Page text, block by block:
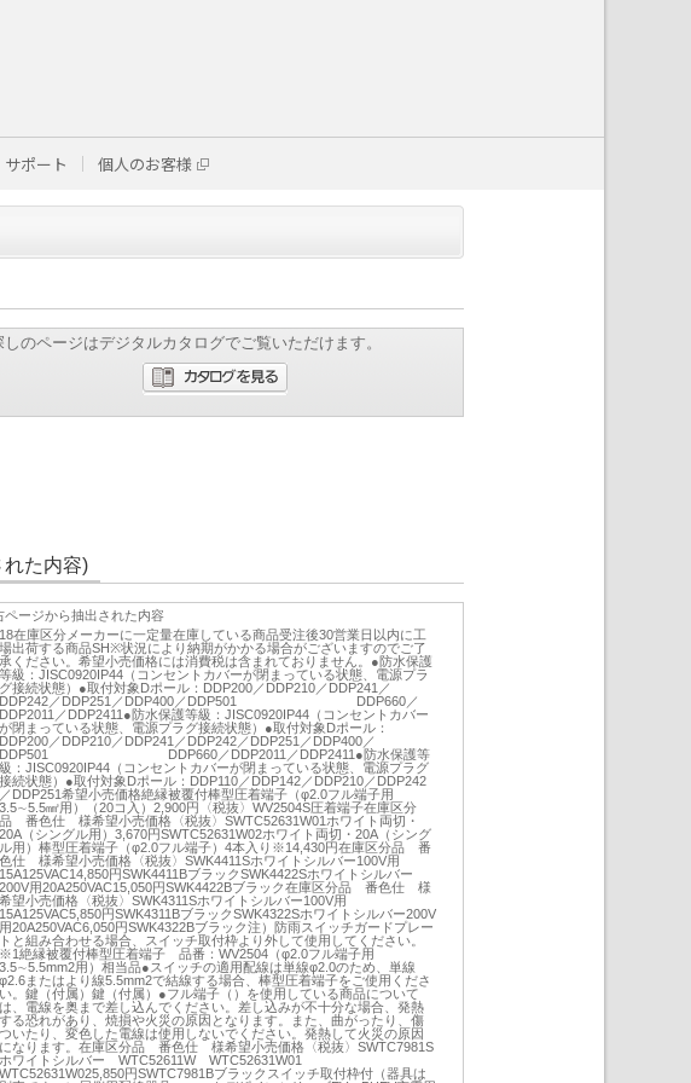
サポート 個人のお客様
しのページはデジタルカタログでご覧いただけます。
た内容)
ページから抽出された内容
18在庫区分メーカーに一定量在庫している商品受注後30営業日以内に工
場出荷する商品SH※状況により納期がかかる場合がございますのでご了
承ください。希望小売価格には消費税は含まれておりません。●防水保護
等級：JISC0920IP44（コンセントカバーが閉まっている状態、電源プラ
グ接続状態）●取付対象Dポール：DDP200／DDP210／DDP241／
DDP242／DDP251／DDP400／DDP501 DDP660／
DDP2011／DDP2411●防水保護等級：JISC0920IP44（コンセントカバー
が閉まっている状態、電源プラグ接続状態）●取付対象Dポール：
DDP200／DDP210／DDP241／DDP242／DDP251／DDP400／
DDP501 DDP660／DDP2011／DDP2411●防水保護等
級：JISC0920IP44（コンセントカバーが閉まっている状態、電源プラグ
接続状態）●取付対象Dポール：DDP110／DDP142／DDP210／DDP242
／DDP251希望小売価格絶縁被覆付棒型圧着端子（φ2.0フル端子用
3.5∼5.5㎟用）（20コ入）2,900円〈税抜〉WV2504S圧着端子在庫区分
品 番色仕 様希望小売価格〈税抜〉SWTC52631W01ホワイト両切・
20A（シングル用）3,670円SWTC52631W02ホワイト両切・20A（シング
ル用）棒型圧着端子（φ2.0フル端子）4本入り※14,430円在庫区分品 番
色仕 様希望小売価格〈税抜〉SWK4411Sホワイトシルバー100V用
15A125VAC14,850円SWK4411BブラックSWK4422Sホワイトシルバー
200V用20A250VAC15,050円SWK4422Bブラック在庫区分品 番色仕 様
希望小売価格〈税抜〉SWK4311Sホワイトシルバー100V用
15A125VAC5,850円SWK4311BブラックSWK4322Sホワイトシルバー200V
用20A250VAC6,050円SWK4322Bブラック注）防雨スイッチガードプレー
トと組み合わせる場合、スイッチ取付枠より外して使用してください。
※1絶縁被覆付棒型圧着端子 品番：WV2504（φ2.0フル端子用
3.5∼5.5mm2用）相当品●スイッチの適用配線は単線φ2.0のため、単線
φ2.6またはより線5.5mm2で結線する場合、棒型圧着端子をご使用くださ
い。鍵（付属）鍵（付属）●フル端子（）を使用している商品について
は、電線を奥まで差し込んでください。差し込みが不十分な場合、発熱
する恐れがあり、焼損や火災の原因となります。また、曲がったり、傷
ついたり、変色した電線は使用しないでください。発熱して火災の原因
になります。在庫区分品 番色仕 様希望小売価格〈税抜〉SWTC7981S
ホワイトシルバー WTC52611W WTC52631W01
WTC52631W025,850円SWTC7981Bブラックスイッチ取付枠付（器具は